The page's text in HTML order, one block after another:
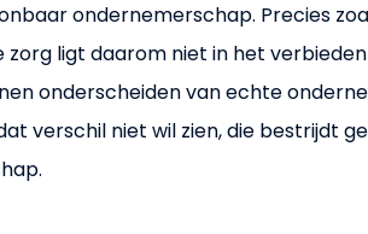
ondernemerschap. Precies
zorg ligt daarom niet in het
onderscheiden van echte
verschil niet wil zien, die bestrijdt